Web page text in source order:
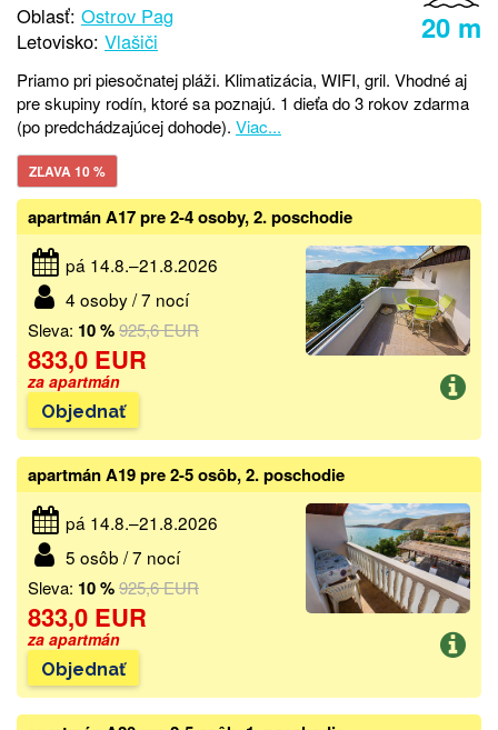
20 m
Oblasť: Ostrov Pag
Letovisko: Vlašiči
Priamo pri piesočnatej pláži. Klimatizácia, WIFI, gril. Vhodné aj
pre skupiny rodín, ktoré sa poznajú. 1 dieťa do 3 rokov zdarma
(po predchádzajúcej dohode). Viac...
ZĽAVA 10 %
apartmán A17 pre 2-4 osoby, 2. poschodie
pá 14.8.–21.8.2026
4 osoby / 7 nocí
Sleva: 10 %925,6 EUR
833,0 EUR
za apartmán
Objednať
apartmán A19 pre 2-5 osôb, 2. poschodie
pá 14.8.–21.8.2026
5 osôb / 7 nocí
Sleva: 10 %925,6 EUR
833,0 EUR
za apartmán
Objednať